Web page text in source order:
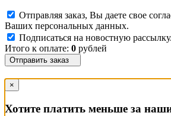
Отправляя заказ, Вы даете свое
Ваших персональных данных.
Подписаться на новостную рассылку.
Итого к оплате: 0 рублей
×
Хотите платить меньше за